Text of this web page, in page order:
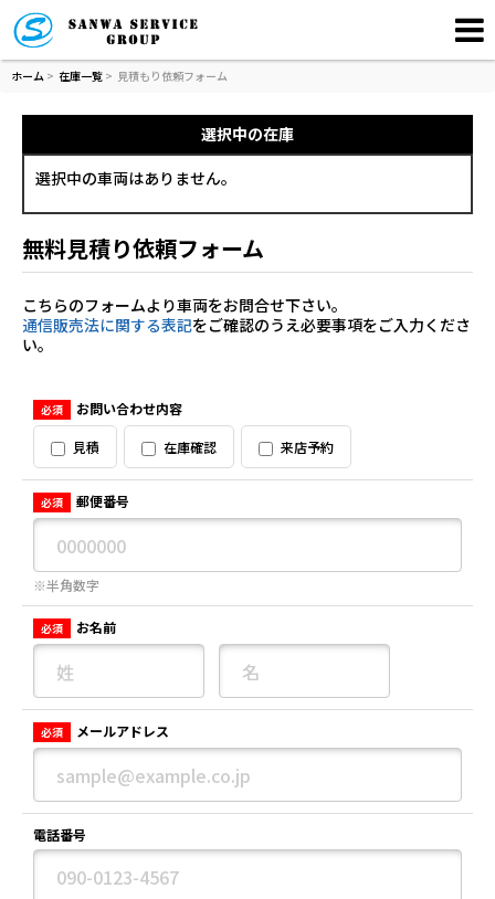
ホーム > 在庫一覧 > 見積もり依頼フォーム
選択中の在庫
選択中の車両はありません。
無料見積り依頼フォーム
こちらのフォームより車両をお問合せ下さい。
通信販売法に関する表記をご確認のうえ必要事項をご入力くださ
い。
必須 お問い合わせ内容
見積 在庫確認 来店予約
必須 郵便番号
※半角数字
必須 お名前
必須 メールアドレス
電話番号